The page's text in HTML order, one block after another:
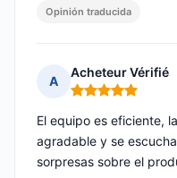
Opinión traducida
A
Acheteur Vérifié
Nota: 5 de 5
El equipo es eficiente,
agradable y se
sorpresas sobre el